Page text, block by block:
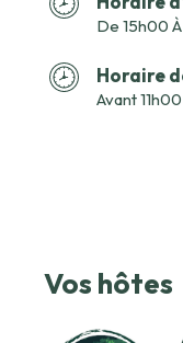
De 15h00
Horaire
Avant 11h00
Vos hôtes